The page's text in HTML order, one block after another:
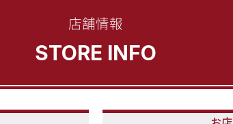
店舗情報
STORE INFO